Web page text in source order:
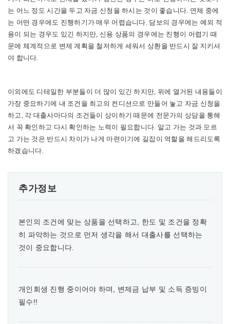
는 어느 정도 시간을 두고 자금 신청을 하시는 것이 좋습니다. 연체 중에
는 어떤 경우에도 진행하기가 매우 어렵습니다. 담보의 경우에는 예외 적
용이 되는 경우도 있긴 하지만, 신용 상품의 경우에는 진행이 어렵기 때
문에 체계적으로 변제 계획을 철저하게 세워서 상환을 반드시 잘 지키셔
야 합니다.
이외에도 디테일한 부분들이 더 많이 있긴 하지만, 위에 열거된 내용들이
가장 중요하기에 내 조건을 최고의 컨디션으로 만들어 놓고 자금 신청을
하고, 각 대출사마다의 조건들이 상이하기 때문에 전문가의 상담을 통해
서 꼭 확인하고 다시 확인하는 노력이 필요합니다. 알고 가는 것과 모르
고 가는 것은 반드시 차이가 나게 마련이기에 길잡이 역할을 해드리도록
하겠습니다.
추가정보
본인의 조건에 맞는 상품을 선택하고, 한도 및 조건을 정확
히 파악하는 것으로 먼저 생각을 해서 대출사를 선택하는
것이 중요합니다.
개인회생 진행 중이어야 하며, 변제금 납부 및 소득 증빙이
필수!!